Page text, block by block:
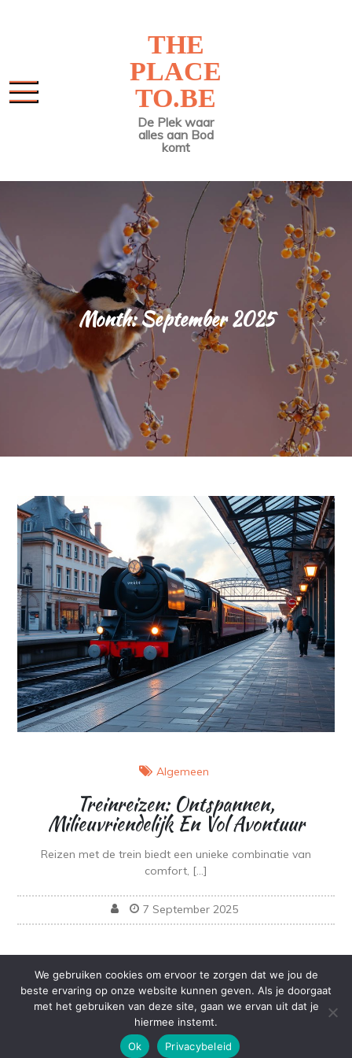
THE
PLACE
TO.BE
De Plek waar
alles aan Bod
komt
Month:September 2025
Algemeen
Treinreizen: Ontspannen,
Milieuvriendelijk En Vol Avontuur
Reizen met de trein biedt een unieke combinatie van
comfort, […]
7 September 2025
Copyright © All rights reserved.Theme Kuza Grid by
Sensational Theme
We gebruiken cookies om ervoor te zorgen dat we jou de
beste ervaring op onze website kunnen geven. Als je doorgaat
met het gebruiken van deze site, gaan we ervan uit dat je
hiermee instemt.
Ok
Privacybeleid